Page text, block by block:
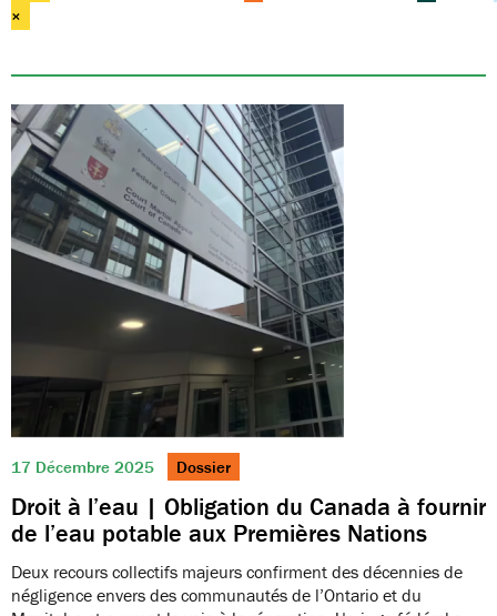
17 Décembre 2025 Dossier
Droit à l’eau | Obligation du Canada à fournir
de l’eau potable aux Premières Nations
Deux recours collectifs majeurs confirment des décennies de
négligence envers des communautés de l’Ontario et du
×